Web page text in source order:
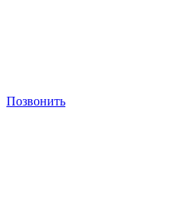
Позвонить